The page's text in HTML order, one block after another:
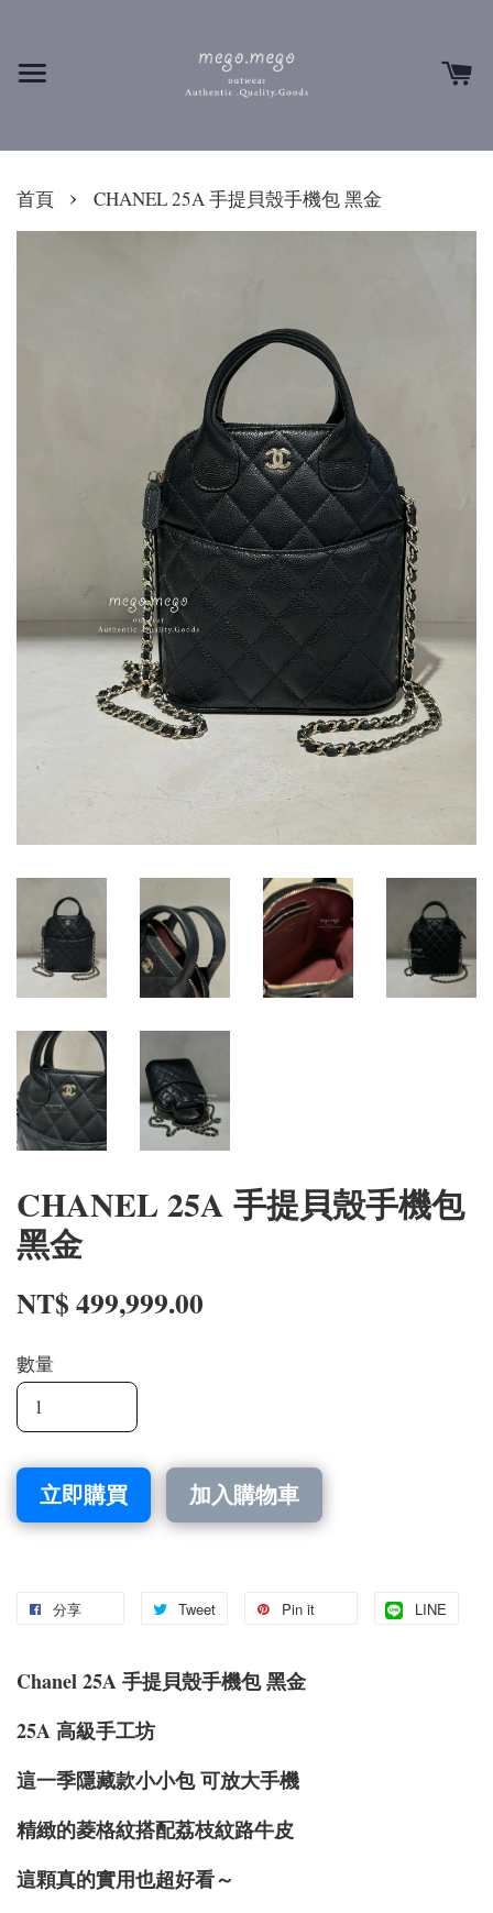
首頁 › CHANEL 25A 手提貝殼手機包 黑金
CHANEL 25A 手提貝殼手機包
黑金
NT$ 499,999.00
數量
立即購買 加入購物車
分享 Tweet Pin it LINE
Chanel 25A 手提貝殼手機包 黑金
25A 高級手工坊
這一季隱藏款小小包 可放大手機
精緻的菱格紋搭配荔枝紋路牛皮
這顆真的實用也超好看～